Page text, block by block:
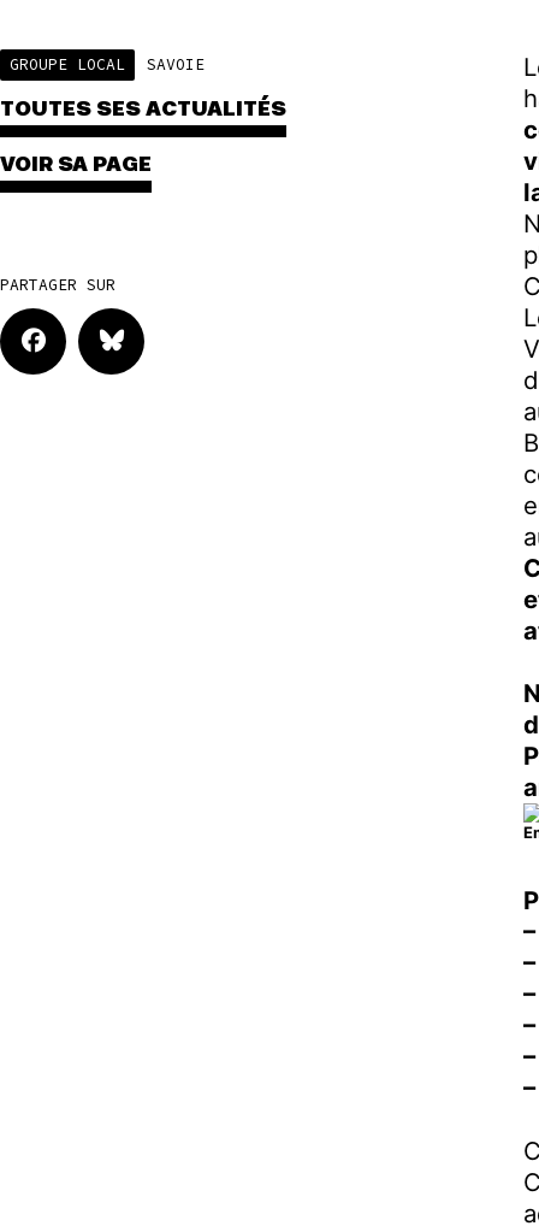
GROUPE LOCAL SAVOIE
TOUTES SES ACTUALITÉS
VOIR SA PAGE
PARTAGER SUR